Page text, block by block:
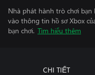
Nhà phát hành trò chơi bạn
vào thông tin hồ sơ Xbox
bạn chơi. Tìm hiểu thêm
CHI TIẾT